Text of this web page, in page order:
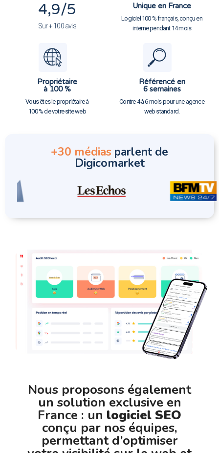
4,9/5
Sur + 100 avis
Unique en France
Logiciel 100 % français, conçu en
interne pendant 14 mois
Propriétaire
à 100 %
Vous êtes le propriétaire à
100 % de votre site web
Référencé en
6 semaines
Contre 4 à 6 mois pour une agence
web standard.
+30 médias parlent de
Digicomarket
Nous proposons également
un solution exclusive en
France : un logiciel SEO
conçu par nos équipes,
permettant d’optimiser